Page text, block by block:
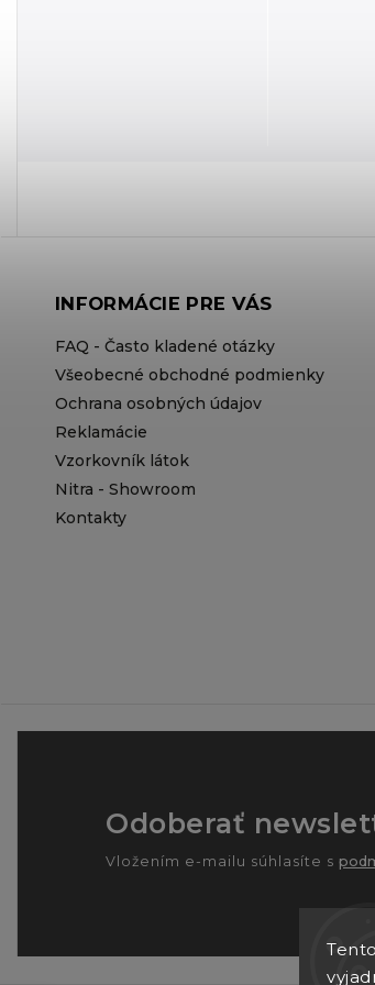
INFORMÁCIE PRE VÁS
FAQ - Často kladené otázky
Všeobecné obchodné podmienky
Ochrana osobných údajov
Reklamácie
Vzorkovník látok
Nitra - Showroom
Kontakty
Odoberať
Vložením e-mailu súhlasíte s